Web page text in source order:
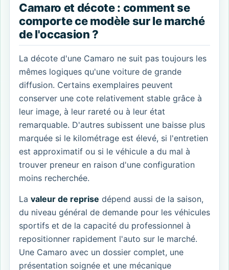
Camaro et décote : comment se
comporte ce modèle sur le marché
de l'occasion ?
La décote d'une Camaro ne suit pas toujours les
mêmes logiques qu'une voiture de grande
diffusion. Certains exemplaires peuvent
conserver une cote relativement stable grâce à
leur image, à leur rareté ou à leur état
remarquable. D'autres subissent une baisse plus
marquée si le kilométrage est élevé, si l'entretien
est approximatif ou si le véhicule a du mal à
trouver preneur en raison d'une configuration
moins recherchée.
La valeur de reprise dépend aussi de la saison,
du niveau général de demande pour les véhicules
sportifs et de la capacité du professionnel à
repositionner rapidement l'auto sur le marché.
Une Camaro avec un dossier complet, une
présentation soignée et une mécanique